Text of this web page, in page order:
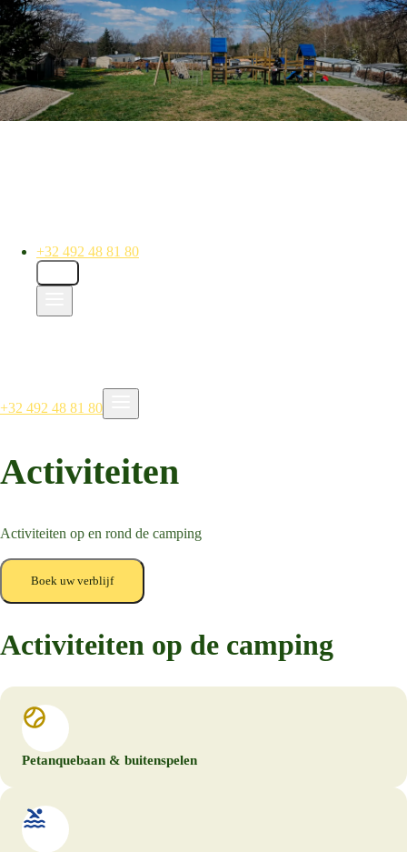
+32 492 48 81 80
+32 492 48 81 80
Activiteiten
Activiteiten op en rond de camping
Boek uw verblijf
Activiteiten op de camping
Petanquebaan & buitenspelen